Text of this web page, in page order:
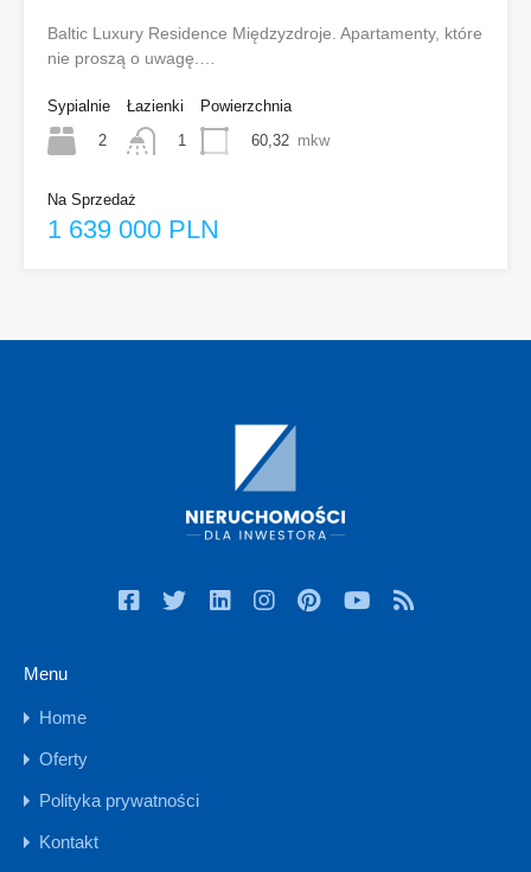
Baltic Luxury Residence Międzyzdroje. Apartamenty, które
nie proszą o uwagę.…
Sypialnie
2
Łazienki
1
Powierzchnia
60,32 mkw
Na Sprzedaż
1 639 000 PLN
Menu
Home
Oferty
Polityka prywatności
Kontakt